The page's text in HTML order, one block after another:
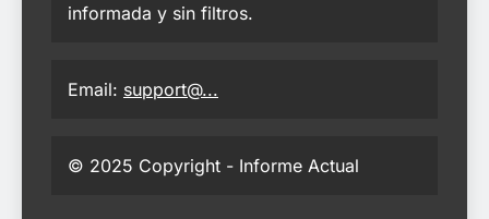
informada y sin filtros.
Email: support@...
© 2025 Copyright - Informe Actual